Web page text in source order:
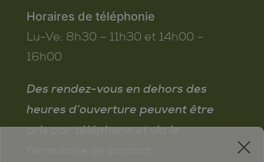
Horaires de téléphonie
Lu-Ve: 8h30 – 11h30 et 14h00 –
16h00
Des rendez-vous en dehors des
heures d’ouverture peuvent être
pris par téléphone et via le
x